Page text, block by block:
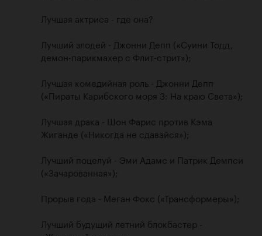
Лучшая актриса - где она?
Лучший злодей - Джонни Депп («Суини Тодд,
демон-парикмахер с Флит-стрит»);
Лучшая комедийная роль - Джонни Депп
(«Пираты Карибского моря 3: На краю Света»);
Лучшая драка - Шон Фарис против Кэма
Жиганде («Никогда не сдавайся»);
Лучший поцелуй - Эми Адамс и Патрик Демпси
(«Зачарованная»);
Прорыв года - Меган Фокс («Трансформеры»);
Лучший будущий летний блокбастер -